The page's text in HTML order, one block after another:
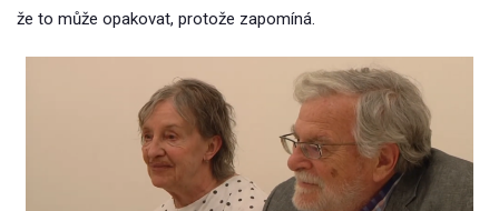
že to může opakovat, protože zapomíná.